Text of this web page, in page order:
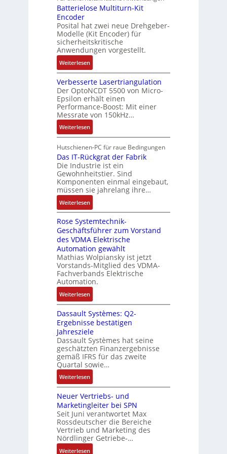
s
i
c
h
e
r
e
E
n
t
w
i
c
k
l
u
n
g
t
i
M
i
l
l
i
o
n
e
n
A
r
b
e
i
t
s
k
r
ä
f
t
e
o
m
a
t
i
n
x
p
a
n
d
i
e
r
t
t
r
a
g
s
e
i
n
g
a
n
g
i
m
s
c
h
i
n
e
n
-
u
n
d
A
n
l
a
g
e
n
b
a
u
:
P
o
s
i
t
i
v
e
M
Batterielose Multiturn-Kit
Encoder
Posital hat zwei neue Drehgeber-
Modelle (Kit Encoder) für
sicherheitskritische
Anwendungen vorgestellt.
Weiterlesen:
B
a
t
t
e
r
i
e
l
o
s
e
M
u
l
i
t
r
n
-
K
i
t
E
n
c
o
d
e
r
Verbesserte Lasertriangulation
Der OptoNCDT 5500 von Micro-
Epsilon erhält einen
Performance-Boost: Mit einer
Messrate von 150kHz…
Weiterlesen:
V
e
r
b
e
s
s
e
r
t
e
L
a
s
e
r
r
i
a
n
g
u
l
a
t
i
o
n
Hutschienen-PC für raue Bedingungen
Das IT-Rückgrat der Fabrik
Die Industrie ist ein
Gewohnheitstier. Sind
Komponenten einmal eingebaut,
müssen sie jahrelang ihre…
Weiterlesen:
D
a
s
I
T
-
R
ü
c
k
g
r
a
t
d
e
r
F
a
b
r
i
k
Rose Systemtechnik-
Geschäftsführer zum Vorstand
des VDMA Elektrische
Automation gewählt
Mathias Wolpiansky ist jetzt
Vorstands-Mitglied des VDMA-
Fachverbands Elektrische
Automation.
Weiterlesen:
R
o
s
e
S
y
s
t
e
m
t
e
c
h
n
Dassault Systèmes: Q2-
Ergebnisse bestätigen
Jahresziele
Dassault Systèmes hat seine
geschätzten Finanzergebnisse
gemäß IFRS für das zweite
Quartal sowie…
Weiterlesen:
D
a
s
s
a
u
l
Neuer Vertriebs- und
Marketingleiter bei SPN
Seit Juni verantwortet Max
Rossdeutscher die Bereiche
Vertrieb und Marketing des
Nördlinger Getriebe-…
Weiterlesen: